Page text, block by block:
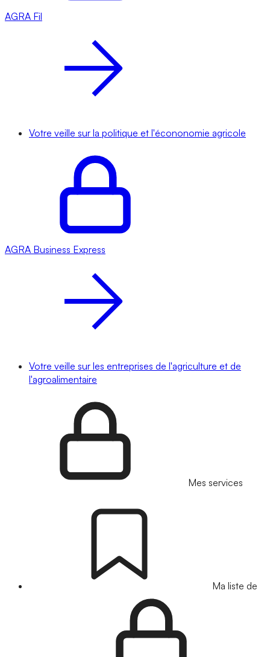
AGRA Fil
Votre veille sur la politique et l'écononomie agricole
AGRA Business Express
Votre veille sur les entreprises de l'agriculture et de
l'agroalimentaire
Mes services
Ma liste de